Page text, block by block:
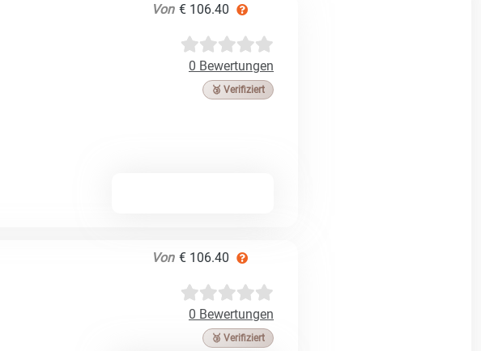
Von € 106.40
0 Bewertungen
🥉 Verifiziert
Von € 106.40
0 Bewertungen
🥉 Verifiziert